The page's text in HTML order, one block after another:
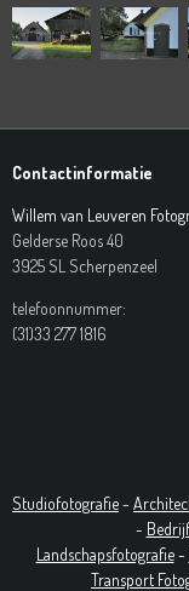
Contactinformatie
Willem van Leuveren
Gelderse Roos 40
3925 SL Scherpenzeel
telefoonnummer:
(31)33 277 1816
Studiofotografie-
-
Landschapsfotografie-
Transport